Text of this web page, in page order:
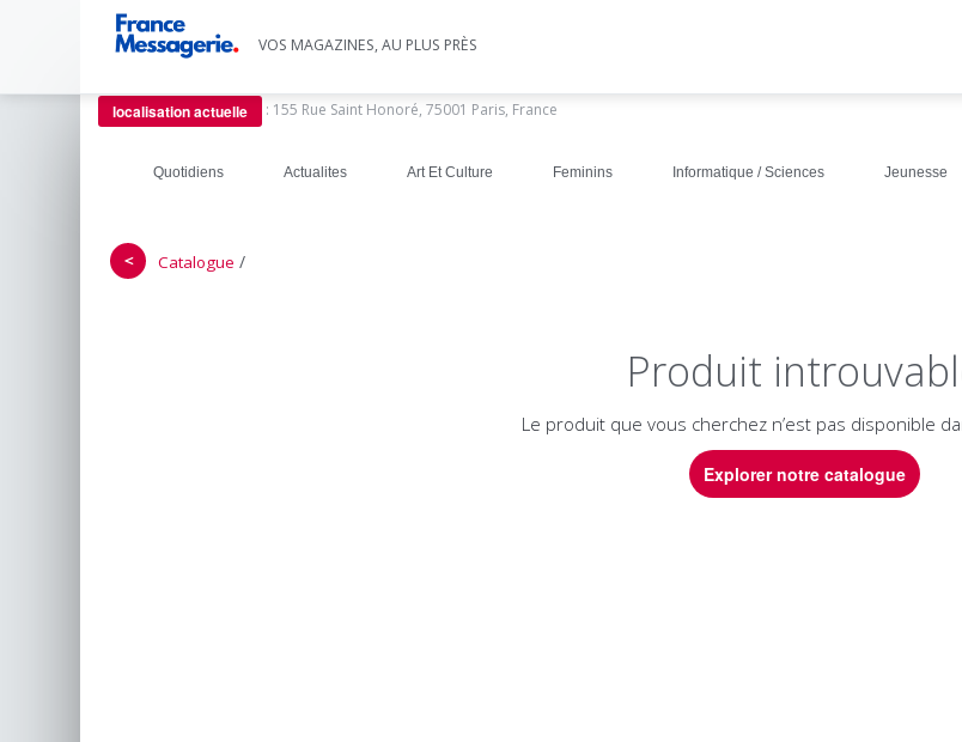
VOS MAGAZINES, AU PLUS PRÈS
localisation actuelle : 155 Rue Saint Honoré, 75001 Paris, France
Quotidiens Actualites Art Et Culture Feminins Informatique / Sciences Jeunesse
＜ Catalogue /
Produit
Le produit que vous cherchez n’est pas disponible
Explorer notre catalogue